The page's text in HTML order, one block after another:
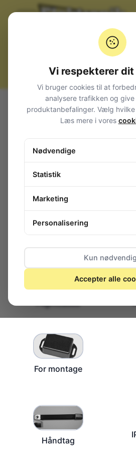
Produkter Bokse, kasser,
ABS Plastboxe
Flightcases
For montage
Håndtag
Vi respekterer
Vi bruger cookies til at
analysere trafikken og
produktanbefalinger. Vælg
Læs mere i vores
Nødvendige
Statistik
Marketing
Personalisering
Kun
Accepter alle